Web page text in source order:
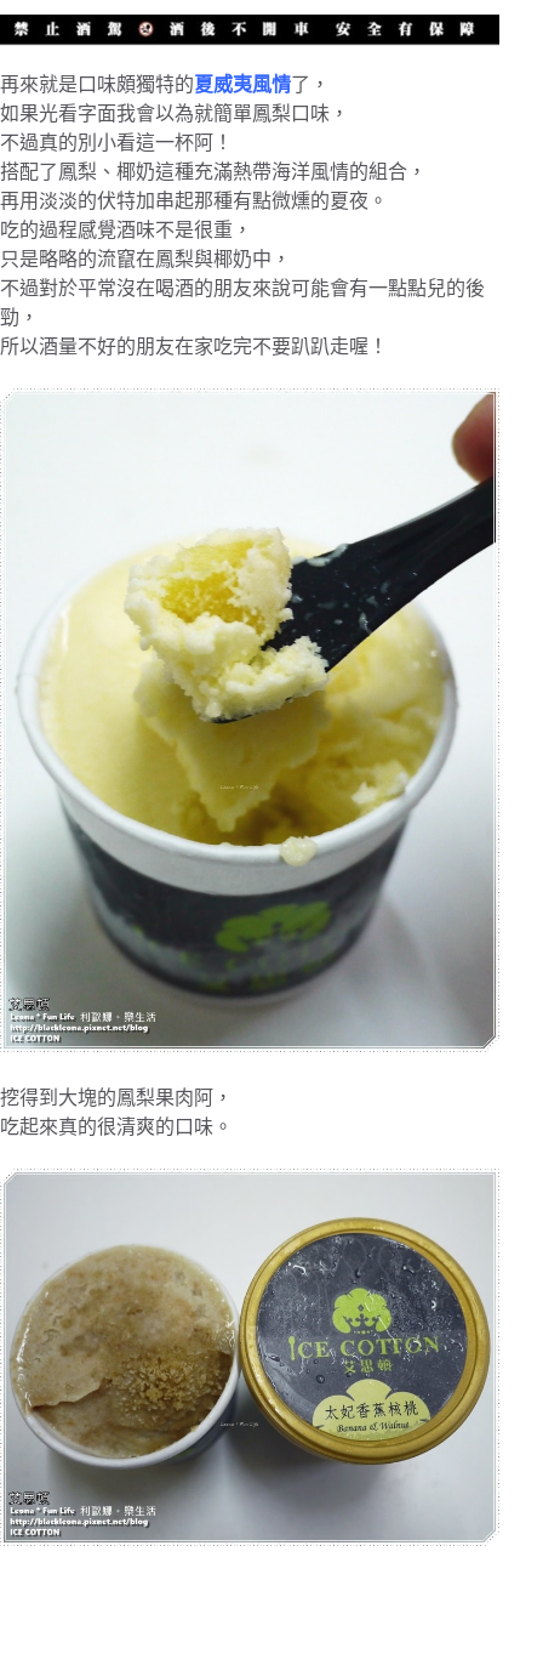
再來就是口味頗獨特的夏威夷風情了，
如果光看字面我會以為就簡單鳳梨口味，
不過真的別小看這一杯阿！
搭配了鳳梨、椰奶這種充滿熱帶海洋風情的組合，
再用淡淡的伏特加串起那種有點微燻的夏夜。
吃的過程感覺酒味不是很重，
只是略略的流竄在鳳梨與椰奶中，
不過對於平常沒在喝酒的朋友來說可能會有一點點兒的後
勁，
所以酒量不好的朋友在家吃完不要趴趴走喔！
挖得到大塊的鳳梨果肉阿，
吃起來真的很清爽的口味。